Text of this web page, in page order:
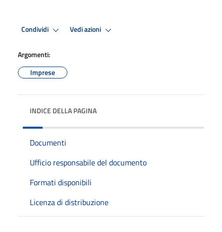
Condividi Vedi azioni
Argomenti:
Imprese
INDICE DELLA PAGINA
Documenti
Ufficio responsabile del documento
Formati disponibili
Licenza di distribuzione